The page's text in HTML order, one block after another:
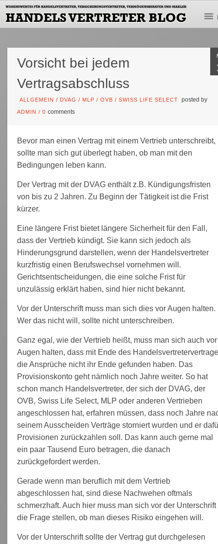
Vorsicht bei jedem
Vertragsabschluss
ALLGEMEIN / DVAG / MLP /OVB /SWISS LIFE SELECT posted by
ADMIN /0comments
Bevor man einen Vertrag mit einem Vertrieb unterschreibt,
sollte man sich gut überlegt haben, ob man mit den
Bedingungen leben kann.
Der Vertrag mit der DVAG enthält z.B. Kündigungsfristen
von bis zu 2 Jahren. Zu Beginn der Tätigkeit ist die Frist
kürzer.
Eine längere Frist bietet längere Sicherheit für den Fall,
dass der Vertrieb kündigt. Sie kann sich jedoch als
Hinderungsgrund darstellen, wenn der Handelsvertreter
kurzfristig einen Berufswechsel vornehmen will.
Gerichtsentscheidungen, die eine solche Frist für
unzulässig erklärt haben, sind hier nicht bekannt.
Vor der Unterschrift muss man sich dies vor Augen halten.
Wer das nicht will, sollte nicht unterschreiben.
Ganz egal, wie der Vertrieb heißt, muss man sich auch vor
Augen halten, dass mit Ende des
die Ansprüche nicht ihr Ende gefunden haben. Das
Provisionskonto geht nämlich noch Jahre weiter. So hat
schon manch Handelsvertreter, der sich der DVAG, der
OVB, Swiss Life Select, MLP oder anderen Vertrieben
angeschlossen hat, erfahren müssen, dass noch Jahre
seinem Ausscheiden Verträge storniert wurden und er
Provisionen zurückzahlen soll. Das kann auch gerne mal
ein paar Tausend Euro betragen, die danach
zurückgefordert werden.
Gerade wenn man beruflich mit dem Vertrieb
abgeschlossen hat, sind diese Nachwehen oftmals
schmerzhaft. Auch hier muss man sich vor der Unterschrift
die Frage stellen, ob man dieses Risiko eingehen will.
Vor der Unterschrift sollte der Vertrag gut durchgelesen